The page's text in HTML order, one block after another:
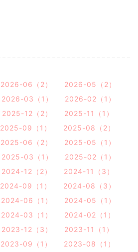
2026-06（2）
2026-05（2）
2026-03（1）
2026-02（1）
2025-12（2）
2025-11（1）
2025-09（1）
2025-08（2）
2025-06（2）
2025-05（1）
2025-03（1）
2025-02（1）
2024-12（2）
2024-11（3）
2024-09（1）
2024-08（3）
2024-06（1）
2024-05（1）
2024-03（1）
2024-02（1）
2023-12（3）
2023-11（1）
2023-09（1）
2023-08（1）